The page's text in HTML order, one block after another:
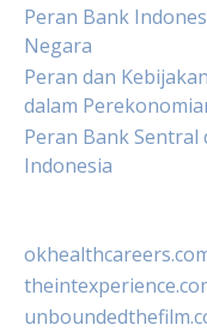
Peran Bank
Negara
Peran dan
dalam
Peran Bank Sentral
Indonesia